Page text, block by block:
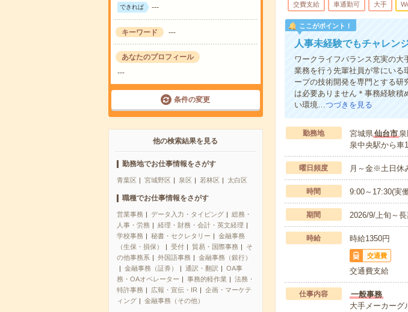
できれば ---
キーワード ---
あなたのプロフィール
---
条件の変更
他の検索結果を見る
勤務地でお仕事情報をさがす
青葉区 宮城野区 泉区 若林区 太白区
職種でお仕事情報をさがす
営業事務 データ入力・タイピング
総務・
人事・労務
経理・財務・会計・英文経理
学校事務
秘書・セクレタリー
金融事務
（生保・損保）
受付 貿易・国際事務
そ
の他事務系
外国語事務
金融事務（銀行）
金融事務（証券）
通訳・翻訳
OA事
務・OAオペレーター
事務的軽作業
法務・
特許事務
広報・宣伝・IR
企画・マーケテ
ィング
金融事務（その他）
交費支給 車通勤可 大手
ここがポイント！
人事未経験でもチャレン
ワークライフバランス充実の大
業務を行う先輩社員が常にいる
ープの技術開発を専門とする
は必要ありません＊事務経験積
い環境…つづきを見る
勤務地 宮城県仙台市泉
泉中央駅から車
曜日頻度 月～金※土日休
時間 9:00～17:30(実
期間 2026/9/上旬～
時給 時給1350円
交通費
交通費支給
仕事内容
一般事務
大手メーカーグ